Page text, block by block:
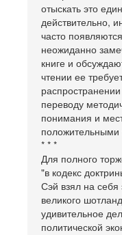
отыскать это
действительно,
часто
неожиданно
книге и
чтении ее
переводу
понимания и
положительными
* * *
Для полного
"в кодекс
Сэй взял на
великого
удивительное
политической